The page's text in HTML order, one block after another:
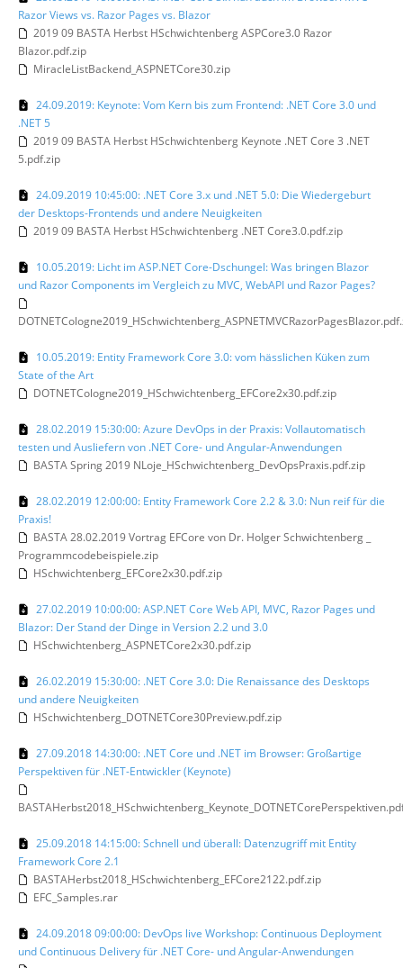
Razor Views vs. Razor Pages vs. Blazor
2019 09 BASTA Herbst HSchwichtenberg ASPCore3.0 Razor
Blazor.pdf.zip
MiracleListBackend_ASPNETCore30.zip
24.09.2019: Keynote: Vom Kern bis zum Frontend: .NET Core 3.0 und
.NET 5
2019 09 BASTA Herbst HSchwichtenberg Keynote .NET Core 3 .NET
5.pdf.zip
24.09.2019 10:45:00: .NET Core 3.x und .NET 5.0: Die Wiedergeburt
der Desktops-Frontends und andere Neuigkeiten
2019 09 BASTA Herbst HSchwichtenberg .NET Core3.0.pdf.zip
10.05.2019: Licht im ASP.NET Core-Dschungel: Was bringen Blazor
und Razor Components im Vergleich zu MVC, WebAPI und Razor Pages?
10.05.2019: Entity Framework Core 3.0: vom hässlichen Küken zum
State of the Art
DOTNETCologne2019_HSchwichtenberg_EFCore2x30.pdf.zip
28.02.2019 15:30:00: Azure DevOps in der Praxis: Vollautomatisch
testen und Ausliefern von .NET Core- und Angular-Anwendungen
BASTA Spring 2019 NLoje_HSchwichtenberg_DevOpsPraxis.pdf.zip
28.02.2019 12:00:00: Entity Framework Core 2.2 & 3.0: Nun reif für die
Praxis!
BASTA 28.02.2019 Vortrag EFCore von Dr. Holger Schwichtenberg _
Programmcodebeispiele.zip
HSchwichtenberg_EFCore2x30.pdf.zip
27.02.2019 10:00:00: ASP.NET Core Web API, MVC, Razor Pages und
Blazor: Der Stand der Dinge in Version 2.2 und 3.0
HSchwichtenberg_ASPNETCore2x30.pdf.zip
26.02.2019 15:30:00: .NET Core 3.0: Die Renaissance des Desktops
und andere Neuigkeiten
HSchwichtenberg_DOTNETCore30Preview.pdf.zip
27.09.2018 14:30:00: .NET Core und .NET im Browser: Großartige
Perspektiven für .NET-Entwickler (Keynote)
25.09.2018 14:15:00: Schnell und überall: Datenzugriff mit Entity
Framework Core 2.1
BASTAHerbst2018_HSchwichtenberg_EFCore2122.pdf.zip
EFC_Samples.rar
24.09.2018 09:00:00: DevOps live Workshop: Continuous Deployment
und Continuous Delivery für .NET Core- und Angular-Anwendungen